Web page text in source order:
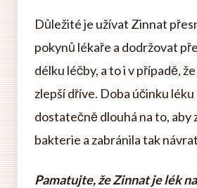
Důležité je užívat Zinnat
pokynů lékaře a dodržovat
délku léčby, a to i v případě,
zlepší dříve. Doba účinku
dostatečně dlouhá na to, aby
bakterie a zabránila tak
Pamatujte, že Zinnat je lék